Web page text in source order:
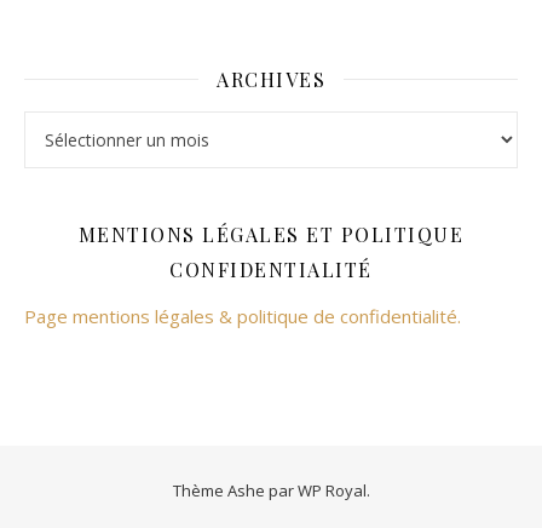
ARCHIVES
MENTIONS LÉGALES ET POLITIQUE
CONFIDENTIALITÉ
Page mentions légales & politique de confidentialité.
Thème Ashe parWP Royal.